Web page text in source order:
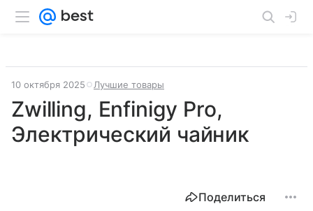
10 октября 2025 Лучшие товары
Zwilling, Enfinigy Pro,
Электрический чайник
Поделиться